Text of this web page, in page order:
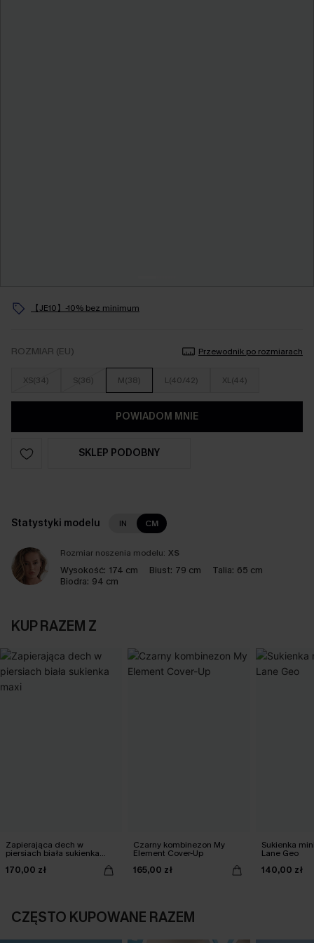
【JE10】-10% bez minimum
ROZMIAR (EU) Przewodnik po rozmiarach
XS(34) S(36) M(38) L(40/42) XL(44)
POWIADOM MNIE
SKLEP PODOBNY
Statystyki modelu IN CM
Rozmiar noszenia modelu: XS
Wysokość: 174 cm Biust: 79 cm Talia: 65 cm
Biodra: 94 cm
KUP RAZEM Z
Zapierająca dech w
piersiach biała sukienka
maxi
170,00 zł
Czarny kombinezon My
Element Cover-Up
165,00 zł
Sukienka
Lane Geo
140,00 zł
CZĘSTO KUPOWANE RAZEM